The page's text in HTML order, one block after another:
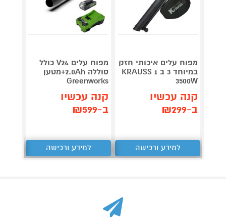
מפוח עלים איכותי חזק
במיוחד 3 ב 1 KRAUSS
3500W
קנה עכשיו
ב-₪299
למידע ורכישה
מפוח עלים V24 כולל
סוללה 2.0Ah+מטען
Greenworks
קנה עכשיו
ב-₪599
למידע ורכישה